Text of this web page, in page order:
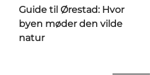
Guide til Ørestad: Hvor
byen møder den vilde
natur